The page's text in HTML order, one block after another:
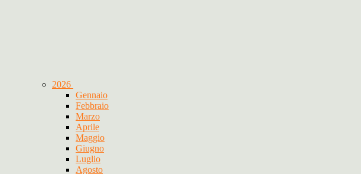
2026
Gennaio
Febbraio
Marzo
Aprile
Maggio
Giugno
Luglio
Agosto